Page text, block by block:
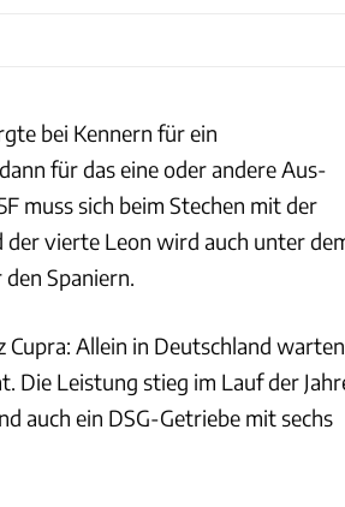
bei Kennern für ein
für das eine oder andere Aus­
muss sich beim Stechen mit der
vierte Leon wird auch unter
Spaniern.
Allein in Deutschland warten
Die Leistung stieg im Lauf der
auch ein DSG-Getriebe mit sechs